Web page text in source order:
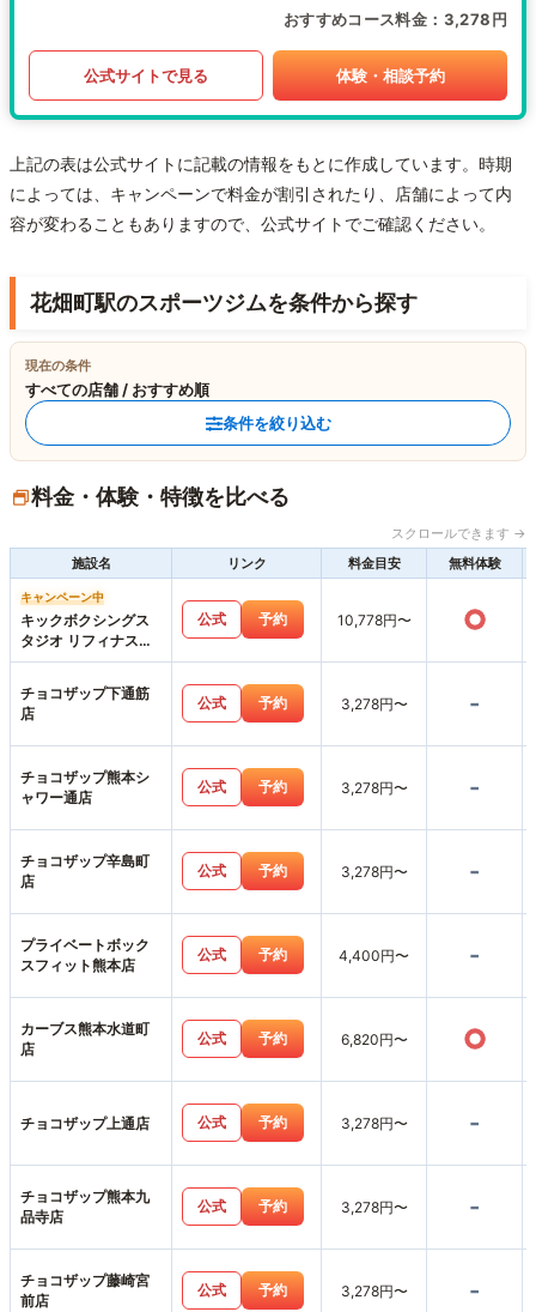
おすすめコース料金 3,278円
公式サイトで見る 体験・相談予約
上記の表は公式サイトに記載の情報をもとに作成しています。時期
によっては、キャンペーンで料金が割引されたり、店舗によって内
容が変わることもありますので、公式サイトでご確認ください。
花畑町駅のスポーツジムを条件から探す
現在の条件
すべての店舗 / おすすめ順
条件を絞り込む
料金・体験・特徴を比べる
スクロールできます →
施設名
リンク 料金目安 無料体験
キャンペーン中
キックボクシングス
タジオ リフィナス熊
本店
公式 予約 10,778円〜 ○
チョコザップ下通筋
店
公式 予約 3,278円〜 -
チョコザップ熊本シ
ャワー通店
公式 予約 3,278円〜 -
チョコザップ辛島町
店
公式 予約 3,278円〜 -
プライベートボック
スフィット熊本店
公式 予約 4,400円〜 -
カーブス熊本水道町
店
公式 予約 6,820円〜 ○
チョコザップ上通店 公式 予約 3,278円〜 -
チョコザップ熊本九
品寺店
公式 予約 3,278円〜 -
チョコザップ藤崎宮
前店
公式 予約 3,278円〜 -